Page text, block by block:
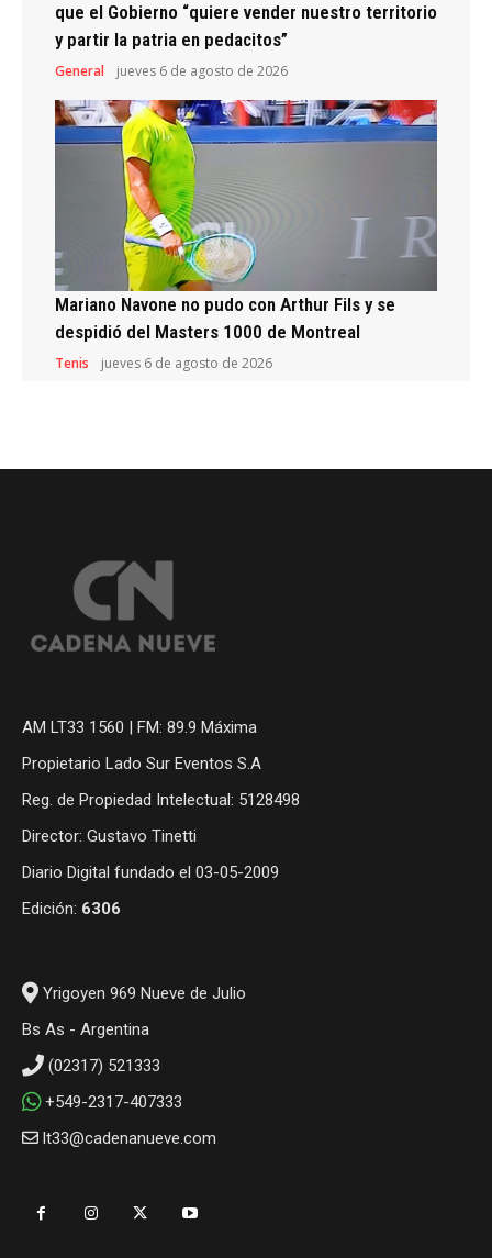
que el Gobierno “quiere vender nuestro territorio
y partir la patria en pedacitos”
General jueves 6 de agosto de 2026
Mariano Navone no pudo con Arthur Fils y se
despidió del Masters 1000 de Montreal
Tenis jueves 6 de agosto de 2026
AM LT33 1560 | FM: 89.9 Máxima
Propietario Lado Sur Eventos S.A
Reg. de Propiedad Intelectual: 5128498
Director: Gustavo Tinetti
Diario Digital fundado el 03-05-2009
Edición: 6306
Yrigoyen 969 Nueve de Julio
Bs As - Argentina
(02317) 521333
+549-2317-407333
lt33@cadenanueve.com